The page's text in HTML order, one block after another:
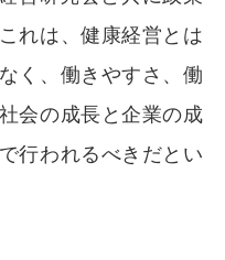
れは、健康経営とは
く、働きやすさ、働
会の成長と企業の成
行われるべきだとい